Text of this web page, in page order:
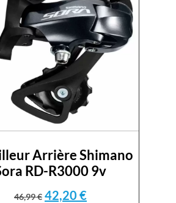
Arrière Shimano
RD-R3000 9v
46,99€ 42,20 €